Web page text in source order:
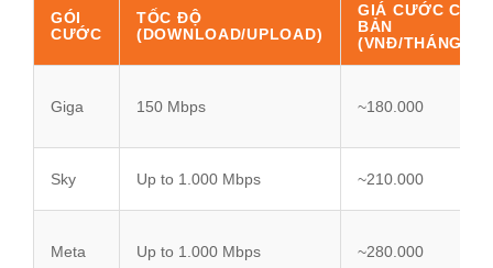
GÓI
CƯỚC
TỐC ĐỘ
(DOWNLOAD/UPLOAD)
GIÁ CƯỚC CƠ
BẢN
(VNĐ/THÁNG)
Giga 150 Mbps ~180.000
Sky Up to 1.000 Mbps ~210.000
Meta Up to 1.000 Mbps ~280.000